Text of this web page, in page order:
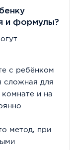
и формулы?
с ребёнком
сложная для
и на
метод, при